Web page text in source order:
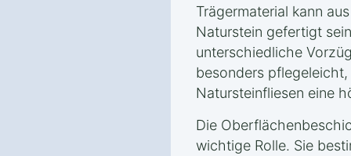
Trägermaterial kann
Naturstein gefertigt
unterschiedliche
besonders
Natursteinfliesen eine
Die
wichtige Rolle. Sie